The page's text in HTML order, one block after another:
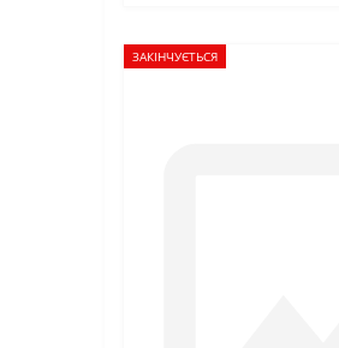
ЗАКІНЧУЄТЬСЯ